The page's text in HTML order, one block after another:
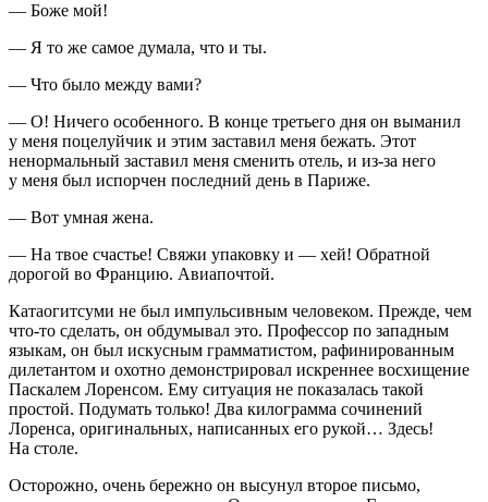
— Боже мой!
— Я то же самое думала, что и ты.
— Что было между вами?
— О! Ничего особенного. В конце третьего дня он выманил
у меня поцелуйчик и этим заставил меня бежать. Этот
ненормальный заставил меня сменить отель, и из-за него
у меня был испорчен последний день в Париже.
— Вот умная жена.
— На твое счастье! Свяжи упаковку и — хей! Обратной
дорогой во Францию. Авиапочтой.
Катаогитсуми не был импульсивным человеком. Прежде, чем
что-то сделать, он обдумывал это. Профессор по западным
языкам, он был искусным грамматистом, рафинированным
дилетантом и охотно демонстрировал искреннее восхищение
Паскалем Лоренсом. Ему ситуация не показалась такой
простой. Подумать только! Два килограмма сочинений
Лоренса, оригинальных, написанных его рукой… Здесь!
На столе.
Осторожно, очень бережно он высунул второе письмо,